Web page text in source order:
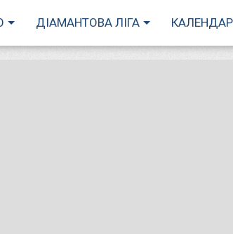
ДІАМАНТОВА ЛІГА КАЛЕНДАР